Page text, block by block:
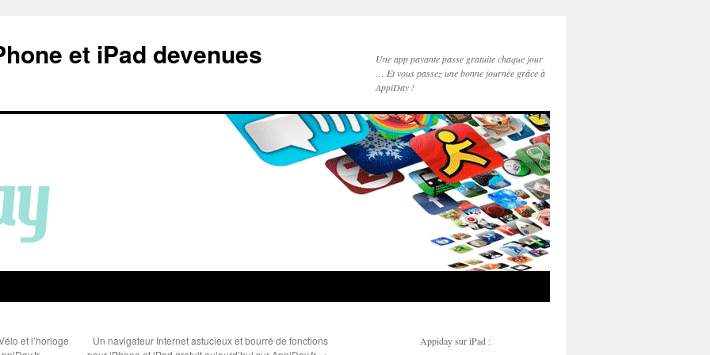
et iPad devenues
Une app payante passe gratuite chaque jour
… Et vous passez une bonne journée grâce à
AppiDay !
et l’horloge
Un navigateur Internet astucieux et bourré de fonctions
Appiday sur iPad :